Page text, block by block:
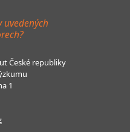
uvedených
České republiky
1